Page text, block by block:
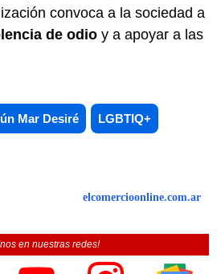
convoca a la sociedad a
de odio y a apoyar a las
Mar Desiré LGBTIQ+
elcomercioonline.com.ar
en nuestras redes!